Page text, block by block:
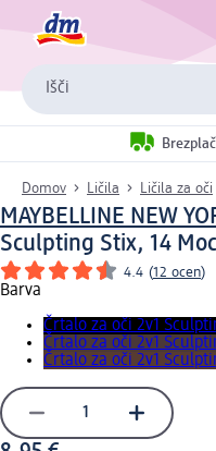
Išči
Domov Ličila Ličila za oči
MAYBELLINE NEW
Sculpting Stix, 14
4.4 (12 ocen)
Barva
Črtalo za oči 2v1
Črtalo za oči 2v1
Črtalo za oči 2v1